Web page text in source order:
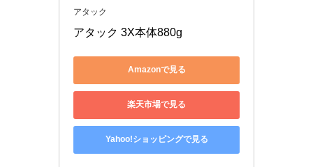
アタック
アタック 3X本体880g
Amazonで見る
楽天市場で見る
Yahoo!ショッピングで見る